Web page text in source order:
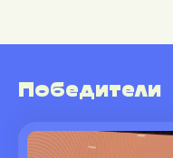
Победители